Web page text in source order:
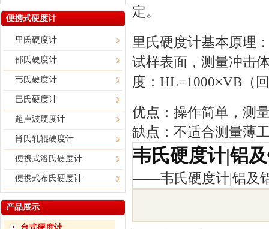
定。
里氏硬度计基本原理
试样表面，测量冲击
度：HL=1000×VB（
优点：操作简单，测
缺点：不适合测量薄
韦氏硬度计|铝
——韦氏硬度计|铝及
便携式硬度计
里氏硬度计
邵氏硬度计
韦氏硬度计
巴氏硬度计
超声波硬度计
肖氏轧辊硬度计
便携式洛氏硬度计
便携式布氏硬度计
产品展示